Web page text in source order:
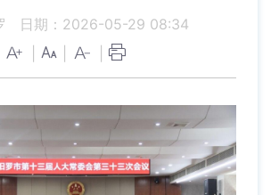
日期：2026-05-29 08:34